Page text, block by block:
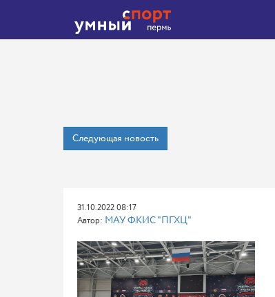
Следующая новость
31.10.2022 08:17
Автор: МАУ ФКИС "ПГХЦ"